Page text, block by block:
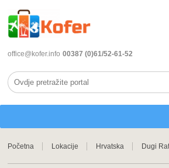
office@kofer.info 00387 (0)61/52-61-52
Početna Lokacije Hrvatska Dugi